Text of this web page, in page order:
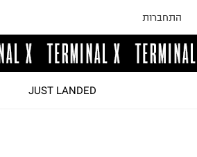
התחברות
JUST LANDED